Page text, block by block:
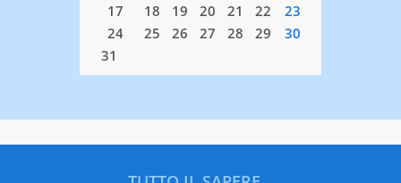
17
18 19 20 21 22
23
24
25 26 27 28 29
30
31